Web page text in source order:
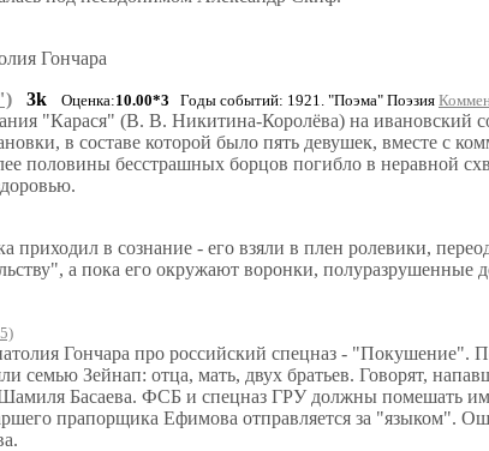
Гончара
3k Оценка:10.00*3 Годы событий: 1921. "Поэма" Поэзия
"Карася" (В. В. Никитина-Королёва) на ивановский
в составе которой было пять девушек, вместе с
половины бесстрашных борцов погибло в неравной
приходил в сознание - его взяли в плен ролевики,
а пока его окружают воронки, полуразрушенные
Гончара про российский спецназ - "Покушение".
семью Зейнап: отца, мать, двух братьев. Говорят,
Шамиля Басаева. ФСБ и спецназ ГРУ должны помешать
прапорщика Ефимова отправляется за "языком".